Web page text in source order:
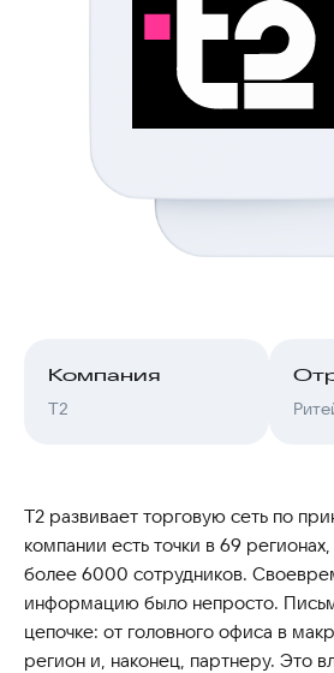
Компания
T2
T2 развивает торговую сеть по
компании есть точки в 69
более 6000 сотрудников.
информацию было непросто.
цепочке: от головного офиса в
регион и, наконец, партнеру. Это